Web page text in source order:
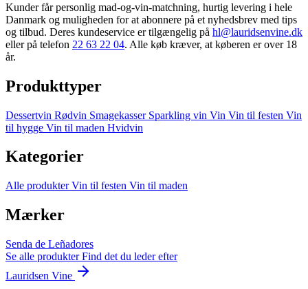
Kunder får personlig mad‑og‑vin‑matchning, hurtig levering i hele
Danmark og muligheden for at abonnere på et nyhedsbrev med tips
og tilbud. Deres kundeservice er tilgængelig på hl@lauridsenvine.dk
eller på telefon 22 63 22 04. Alle køb kræver, at køberen er over 18
år.
Produkttyper
Dessertvin Rødvin Smagekasser Sparkling vin Vin Vin til festen Vin
til hygge Vin til maden Hvidvin
Kategorier
Alle produkterVin til festen Vin til maden
Mærker
Senda de Leñadores
Se alle produkterFind det du leder efter
Lauridsen Vine